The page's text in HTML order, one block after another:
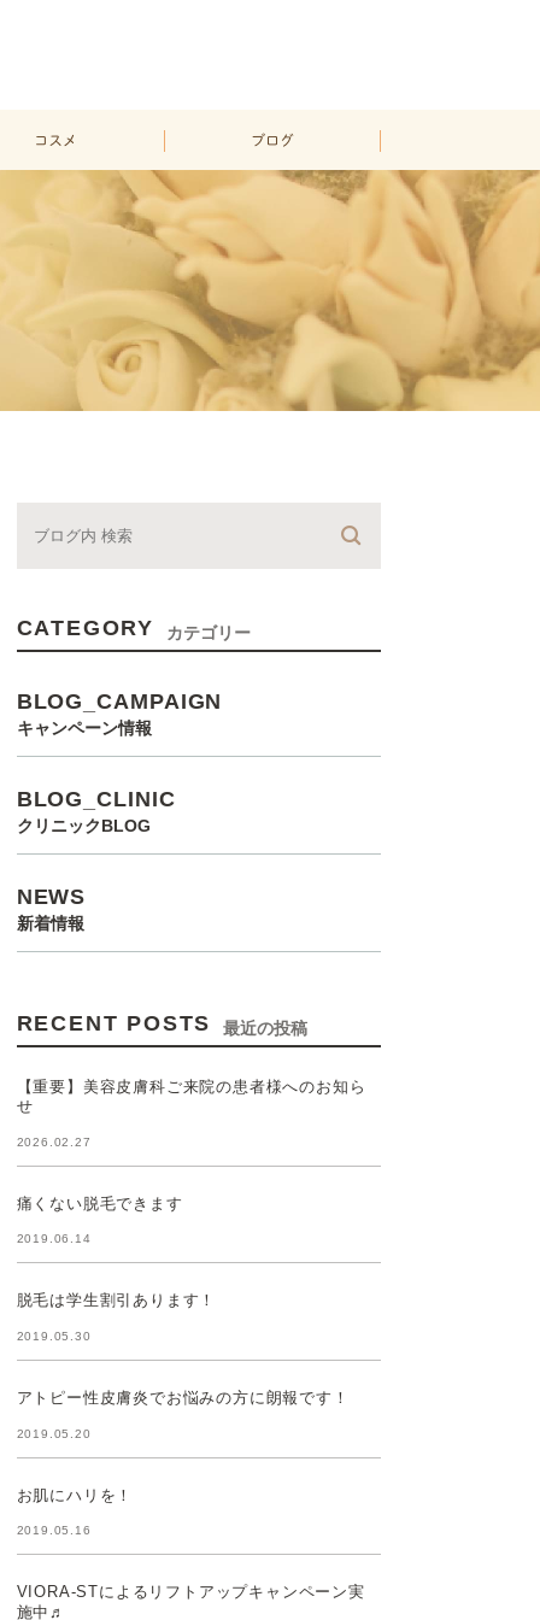
コスメ ブログ
CATEGORY カテゴリー
BLOG_CAMPAIGN
キャンペーン情報
BLOG_CLINIC
クリニックBLOG
NEWS
新着情報
RECENT POSTS 最近の投稿
【重要】美容皮膚科ご来院の患者様へのお知ら
せ
2026.02.27
痛くない脱毛できます
2019.06.14
脱毛は学生割引あります！
2019.05.30
アトピー性皮膚炎でお悩みの方に朗報です！
2019.05.20
お肌にハリを！
2019.05.16
VIORA-STによるリフトアップキャンペーン実
施中♬